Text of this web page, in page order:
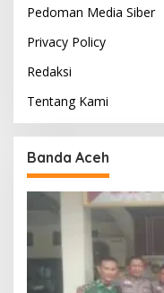
Pedoman Media Siber
Privacy Policy
Redaksi
Tentang Kami
Banda Aceh